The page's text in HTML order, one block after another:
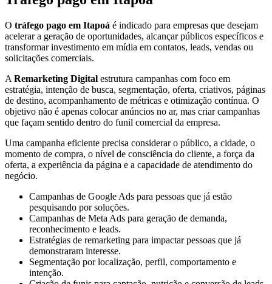
O tráfego pago em Itapoá é indicado para empresas que desejam
acelerar a geração de oportunidades, alcançar públicos específicos e
transformar investimento em mídia em contatos, leads, vendas ou
solicitações comerciais.
A Remarketing Digital estrutura campanhas com foco em
estratégia, intenção de busca, segmentação, oferta, criativos, páginas
de destino, acompanhamento de métricas e otimização contínua. O
objetivo não é apenas colocar anúncios no ar, mas criar campanhas
que façam sentido dentro do funil comercial da empresa.
Uma campanha eficiente precisa considerar o público, a cidade, o
momento de compra, o nível de consciência do cliente, a força da
oferta, a experiência da página e a capacidade de atendimento do
negócio.
Campanhas de Google Ads para pessoas que já estão
pesquisando por soluções.
Campanhas de Meta Ads para geração de demanda,
reconhecimento e leads.
Estratégias de remarketing para impactar pessoas que já
demonstraram interesse.
Segmentação por localização, perfil, comportamento e
intenção.